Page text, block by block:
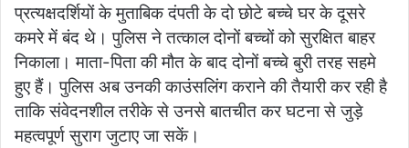
प्रत्यक्षदर्शियों के मुताबिक दंपती के दो छोटे बच्चे घर के दूसरे
कमरे में बंद थे। पुलिस ने तत्काल दोनों बच्चों को सुरक्षित बाहर
निकाला। माता-पिता की मौत के बाद दोनों बच्चे बुरी तरह सहमे
हुए हैं। पुलिस अब उनकी काउंसलिंग कराने की तैयारी कर रही है
ताकि संवेदनशील तरीके से उनसे बातचीत कर घटना से जुड़े
महत्वपूर्ण सुराग जुटाए जा सकें।